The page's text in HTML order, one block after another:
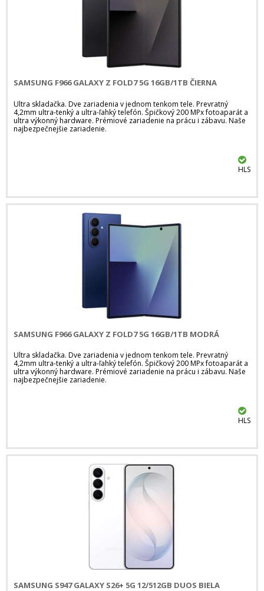
SAMSUNG F966 GALAXY Z FOLD7 5G 16GB/1TB ČIERNA
Ultra skladačka. Dve zariadenia v jednom tenkom tele. Prevratný
4,2mm ultra-tenký a ultra-ľahký telefón. Špičkový 200 MPx fotoaparát a
ultra výkonný hardware. Prémiové zariadenie na prácu i zábavu. Naše
najbezpečnejšie zariadenie.
HLS
SAMSUNG F966 GALAXY Z FOLD7 5G 16GB/1TB MODRÁ
Ultra skladačka. Dve zariadenia v jednom tenkom tele. Prevratný
4,2mm ultra-tenký a ultra-ľahký telefón. Špičkový 200 MPx fotoaparát a
ultra výkonný hardware. Prémiové zariadenie na prácu i zábavu. Naše
najbezpečnejšie zariadenie.
HLS
SAMSUNG S947 GALAXY S26+ 5G 12/512GB DUOS BIELA